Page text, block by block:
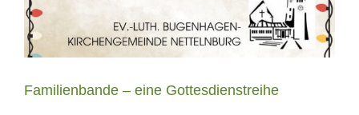
Familienbande – eine Gottesdienstreihe